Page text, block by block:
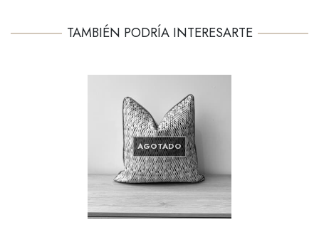
TAMBIÉN PODRÍA INTERESARTE
AGOTADO